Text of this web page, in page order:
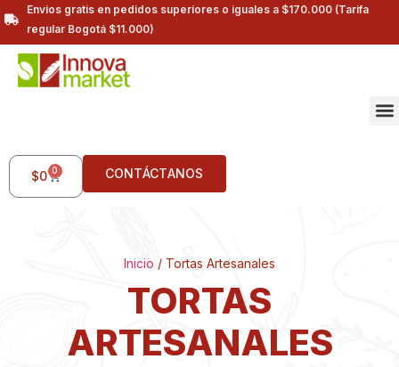
Envios gratis en pedidos superiores o iguales a $170.000 (Tarifa
regular Bogotá $11.000)
$0 0 CONTÁCTANOS
Inicio / Tortas Artesanales
TORTAS
ARTESANALES